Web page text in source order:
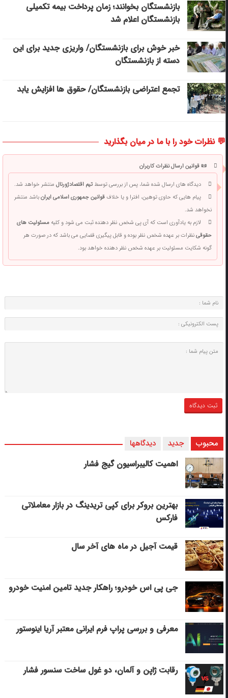
بازنشستگان بخوانند؛ زمان پرداخت بیمه تکمیلی
بازنشستگان اعلام شد
خبر خوش برای بازنشستگان/ واریزی جدید برای این
دسته از بازنشستگان
تجمع اعتراضی بازنشستگان/ حقوق ها افزایش یابد
💬 نظرات خود را با ما در میان بگذارید
📜 قوانین ارسال نظرات کاربران
دیدگاه های ارسال شده شما، پس از بررسی توسطتیم اقتصادژورنالمنتشر خواهد شد.
پیام هایی که حاوی توهین، افترا و یا خلافقوانین جمهوری اسلامی ایرانباشد منتشر
نخواهد شد.
لازم به یادآوری است که آی پی شخص نظر دهنده ثبت می شود و کلیهمسئولیت های
حقوقینظرات بر عهده شخص نظر بوده و قابل پیگیری قضایی می باشد که در صورت هر
گونه شکایت مسئولیت بر عهده شخص نظر دهنده خواهد بود.
محبوب جدید دیدگاهها
اهمیت کالیبراسیون گیج فشار
بهترین بروکر برای کپی‌ تریدینگ در بازار معاملاتی
فارکس
قیمت آجیل در ماه های آخر سال
جی پی اس خودرو؛ راهکار جدید تامین امنیت خودرو
معرفی و بررسی پراپ فرم ایرانی معتبر آریا اینوستور
رقابت ژاپن و آلمان، دو غول ساخت سنسور فشار